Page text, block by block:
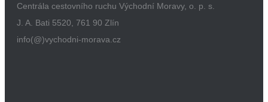
Centrála cestovního ruchu Východní Moravy, o. p. s.
J. A. Bati 5520, 761 90 Zlín
info(@)vychodni-morava.cz